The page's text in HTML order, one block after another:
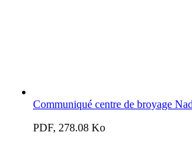
Communiqué centre de broyage
PDF, 278.08 Ko